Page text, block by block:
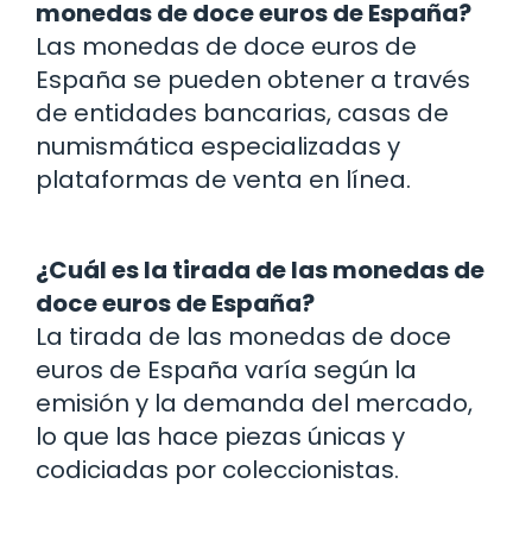
monedas de doce euros de España?
Las monedas de doce euros de
España se pueden obtener a través
de entidades bancarias, casas de
numismática especializadas y
plataformas de venta en línea.
¿Cuál es la tirada de las monedas de
doce euros de España?
La tirada de las monedas de doce
euros de España varía según la
emisión y la demanda del mercado,
lo que las hace piezas únicas y
codiciadas por coleccionistas.